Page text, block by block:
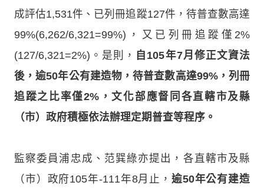
成評估1,531件、已列冊追蹤127件，待普查數高達
99%(6,262/6,321=99%)，又已列冊追蹤僅2%
(127/6,321=2%)。是則， 自105年7月修正文資法
後，逾50年公有建造物，待普查數高達99%，列冊
追蹤之比率僅2%，文化部應督同各直轄市及縣
（市）政府積極依法辦理定期普查等程序。
監察委員浦忠成、范巽綠亦提出，各直轄市及縣
（市）政府105年-111年8月止， 逾50年公有建造